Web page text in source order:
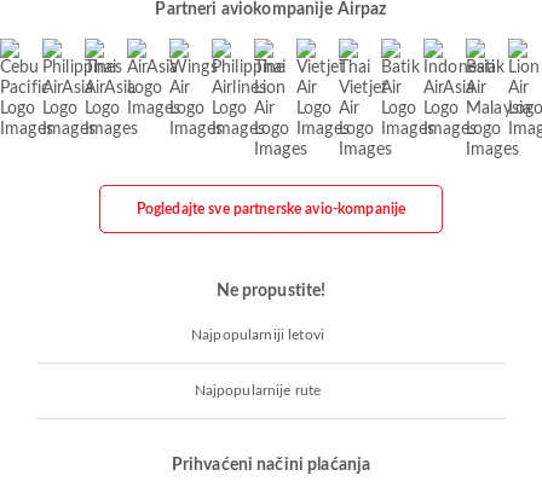
Partneri aviokompanije Airpaz
Pogledajte sve partnerske avio-kompanije
Ne propustite!
Najpopularniji letovi
Najpopularnije rute
Prihvaćeni načini plaćanja